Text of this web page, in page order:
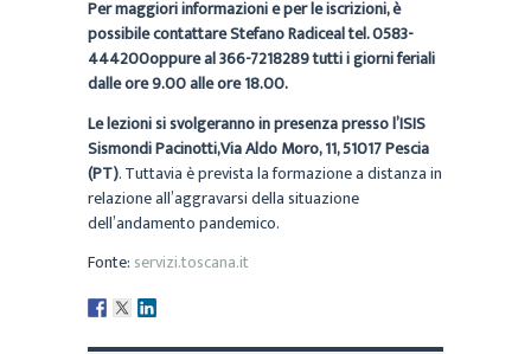
Per maggiori informazioni e per le iscrizioni, è
possibile contattare Stefano Radiceal tel. 0583-
444200oppure al 366-7218289 tutti i giorni feriali
dalle ore 9.00 alle ore 18.00.
Le lezioni si svolgeranno in presenza presso l’ISIS
Sismondi Pacinotti,Via Aldo Moro, 11, 51017 Pescia
(PT). Tuttavia è prevista la formazione a distanza in
relazione all’aggravarsi della situazione
dell’andamento pandemico.
Fonte: servizi.toscana.it